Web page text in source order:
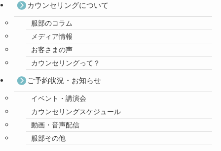
カウンセリングについて
服部のコラム
メディア情報
お客さまの声
カウンセリングって？
ご予約状況・お知らせ
イベント・講演会
カウンセリングスケジュール
動画・音声配信
服部その他